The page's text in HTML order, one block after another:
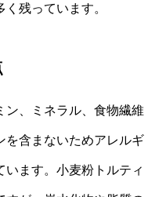
残っています。
ン、ミネラル、食物繊維
を含まないためアレルギ
います。小麦粉トルティ